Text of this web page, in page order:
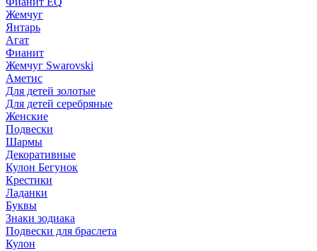
Жемчуг
Янтарь
Агат
Фианит
Жемчуг Swarovski
Аметис
Для детей золотые
Для детей серебряные
Женские
Подвески
Шармы
Декоративные
Кулон Бегунок
Крестики
Ладанки
Буквы
Знаки зодиака
Подвески для браслета
Кулон